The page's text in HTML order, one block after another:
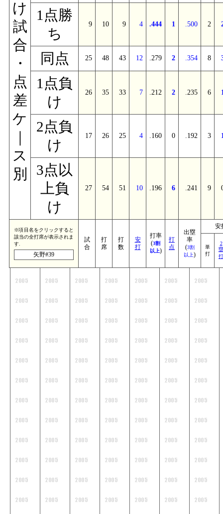
け
試
合
・
点
差
ケ
ス
別
1点勝
ち
9 10 9 4 .444 1 .500 2
同点 25 48 43 12 .279 2 .354 8
1点負
け
26 35 33 7 .212 2 .235 6
2点負
け
17 26 25 4 .160 0 .192 3
3点以
上負
け
27 54 51 10 .196 6 .241 9
※項目名をクリックすると
該当の全打席が表示されま
す.
矢野#39
試
合
打
席
打
数
安
打
打率
(3割
以上)
打
点
出塁
率
(3割
以上)
安
単
打
2
塁
打